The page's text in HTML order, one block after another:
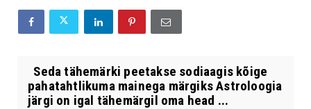
Seda tähemärki peetakse sodiaagis kõige
pahatahtlikuma mainega märgiks Astroloogia
järgi on igal tähemärgil oma head ...